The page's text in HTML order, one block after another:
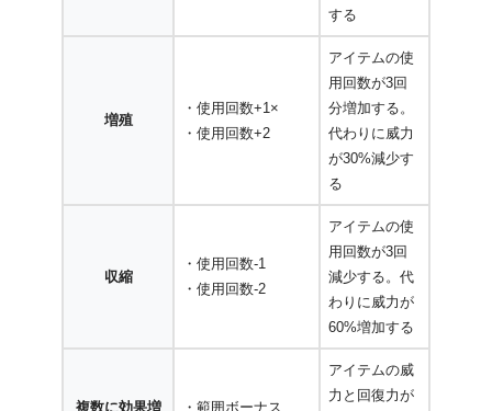
する
増殖
・使用回数+1×
・使用回数+2
アイテムの使
用回数が3回
分増加する。
代わりに威力
が30%減少す
る
収縮
・使用回数-1
・使用回数-2
アイテムの使
用回数が3回
減少する。代
わりに威力が
60%増加する
複数に効果増
・範囲ボーナス
アイテムの威
力と回復力が